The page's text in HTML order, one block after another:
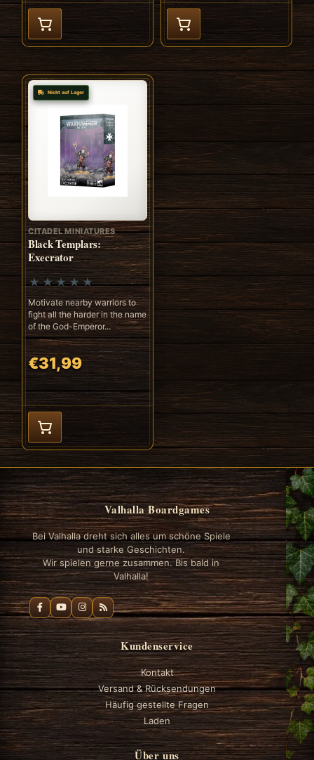
Nicht auf Lager
CITADEL MINIATURES
Black Templars:
Execrator
Motivate nearby warriors to
fight all the harder in the name
of the God-Emperor...
€31,99
Valhalla Boardgames
Bei Valhalla dreht sich alles um schöne Spiele
und starke Geschichten.
Wir spielen gerne zusammen. Bis bald in
Valhalla!
Kundenservice
Kontakt
Versand & Rücksendungen
Häufig gestellte Fragen
Laden
Über uns